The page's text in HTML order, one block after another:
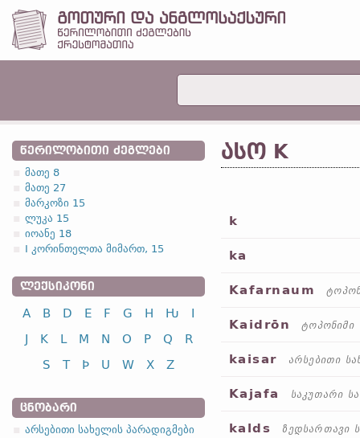
ᲬᲔᲠᲘᲚᲝᲑᲘᲗᲘ ᲫᲔᲒᲚᲔᲑᲘ
მათე 8
მათე 27
მარკოზი 15
ლუკა 15
იოანე 18
I კორინთელთა მიმართ, 15
ᲚᲔᲥᲡᲘᲙᲝᲜᲘ
A B D E F G H Ƕ
I
J
K L M N O P Q
R
S
T Þ U W X Z
ᲪᲜᲝᲑᲐᲠᲘ
არსებითი სახელის პარადიგმები
ᲐᲡᲝ K
k
ka
Kafarnaum
Kaidrōn ტოპონიმი
kaisar არსებითი
Kajafa საკუთარი
kalds ზედსართავი